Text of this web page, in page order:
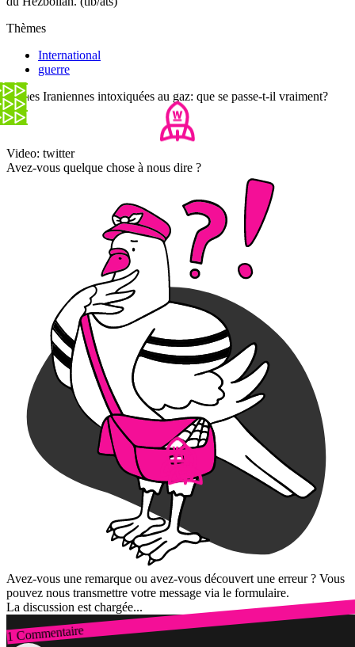
Thèmes
International
guerre
Jeunes Iraniennes intoxiquées au gaz: que se passe-t-il vraiment?
Video: twitter
Avez-vous quelque chose à nous dire ?
Avez-vous une remarque ou avez-vous découvert une erreur ? Vous
pouvez nous transmettre votre message via le formulaire.
La discussion est chargée...
1 Commentaire
Connexion